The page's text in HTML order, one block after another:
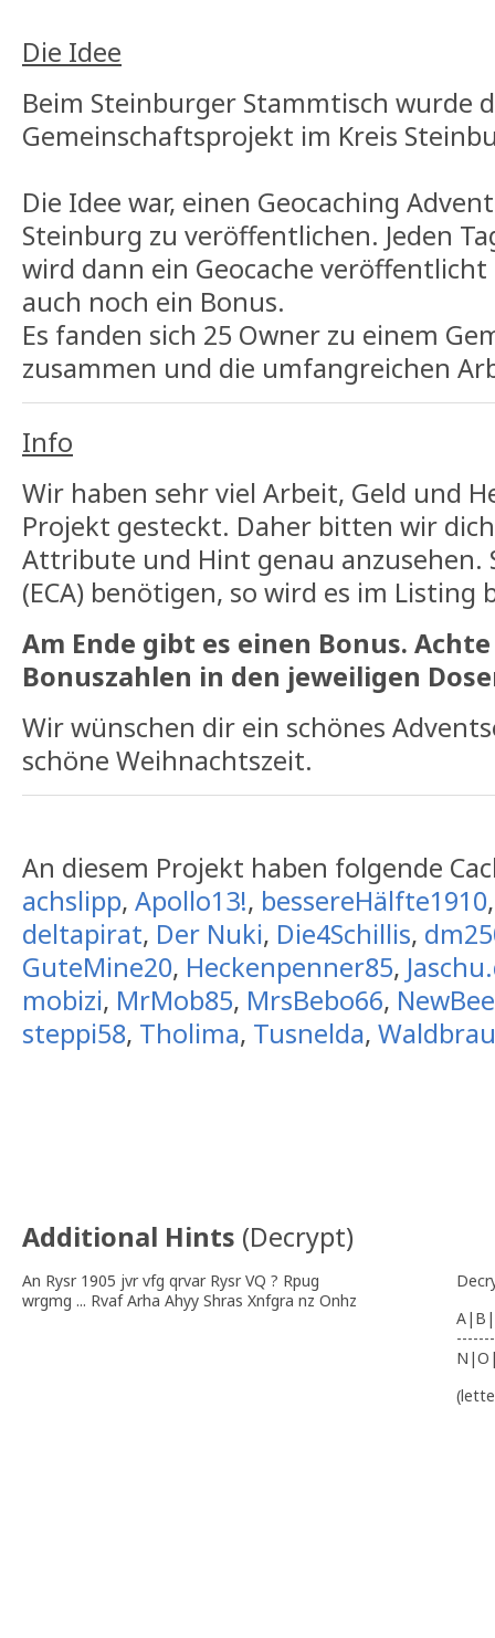
Die Idee
Beim Steinburger Stammtisch wurde
Gemeinschaftsprojekt im Kreis
Die Idee war, einen Geocaching
Steinburg zu veröffentlichen. Jeden
wird dann ein Geocache
auch noch ein Bonus.
Es fanden sich 25 Owner zu einem
zusammen und die umfangreichen
Info
Wir haben sehr viel Arbeit, Geld und
Projekt gesteckt. Daher bitten wir
Attribute und Hint genau anzusehen.
(ECA) benötigen, so wird es im Listing
Am Ende gibt es einen Bonus.
Bonuszahlen in den jeweiligen
Wir wünschen dir ein schönes
schöne Weihnachtszeit.
An diesem Projekt haben folgende
achslipp, Apollo13!, bessereHälfte1910
deltapirat, Der Nuki, Die4Schillis,
GuteMine20, Heckenpenner85,
mobizi, MrMob85, MrsBebo66,
steppi58, Tholima, Tusnelda,
Additional Hints (Decrypt)
An Rysr 1905 jvr vfg qrvar Rysr VQ ? Rpug
wrgmg ... Rvaf Arha Ahyy Shras Xnfgra nz Onhz